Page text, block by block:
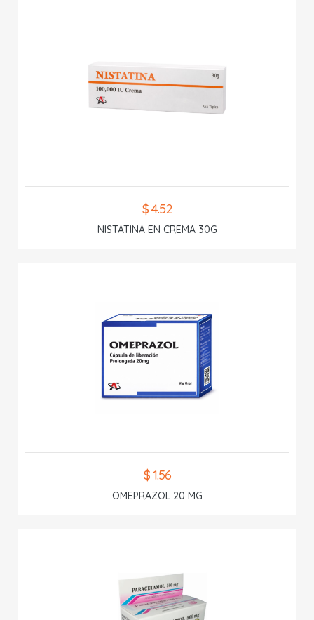
$ 4.52
NISTATINA EN CREMA 30G
$ 1.56
OMEPRAZOL 20 MG